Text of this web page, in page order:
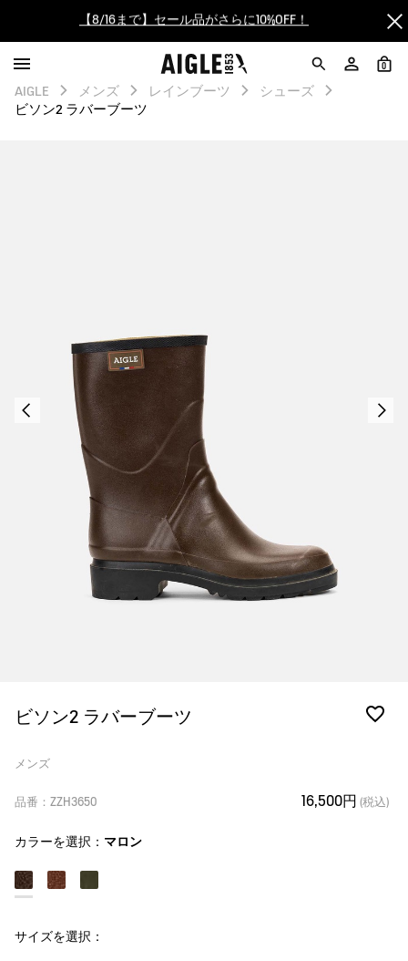
【最大50%OFF】FINAL SALEがスタート！
ログイン/会員登録で送料＆返品無料
AIGLE CLUB ポイントサービス終了のお知らせ
0
AIGLE メンズ レインブーツ
シューズ
ビソン2 ラバーブーツ
ビソン2 ラバーブーツ
メンズ
品番：ZZH3650 16,500円 (税込)
カラーを選択： マロン
サイズを選択：